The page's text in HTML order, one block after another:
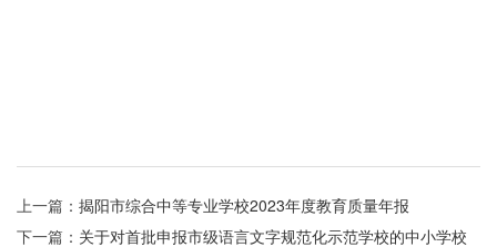
上一篇： 揭阳市综合中等专业学校2023年度教育质量年报
下一篇： 关于对首批申报市级语言文字规范化示范学校的中小学校